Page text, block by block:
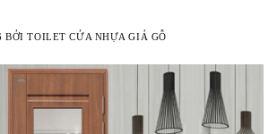
BỞITOILET CỬA NHỰA GIẢ GỖ